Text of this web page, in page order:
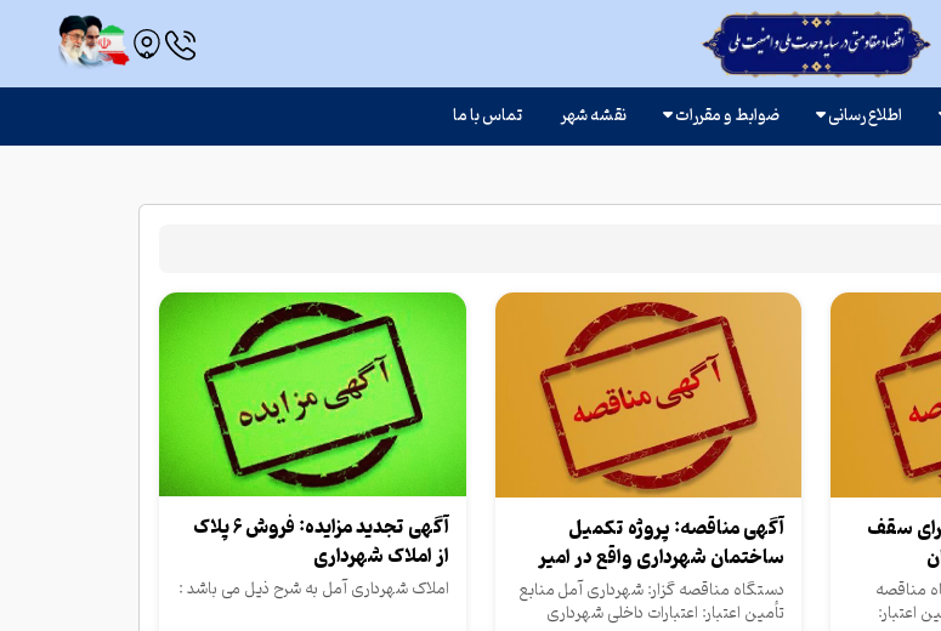
اطلاع رسانی ضوابط و مقررات نقشه شهر تماس با ما
سقف
مناقصه
اعتبار:
آگهی مناقصه: پروژه تکمیل
ساختمان شهرداری واقع در امیر
یک
دستگاه مناقصه گزار: شهرداری آمل منابع
تأمین اعتبار: اعتبارات داخلی شهرداری
آگهی تجدید مزایده: فروش 6 پلاک
از املاک شهرداری
املاک شهرداری آمل به شرح ذیل می باشد :